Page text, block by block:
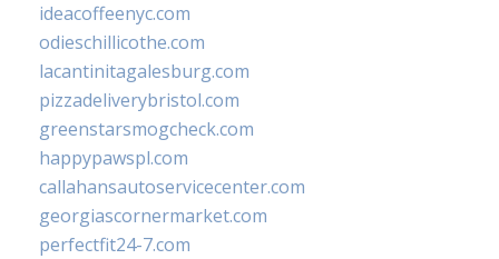
ideacoffeenyc.com
odieschillicothe.com
lacantinitagalesburg.com
pizzadeliverybristol.com
greenstarsmogcheck.com
happypawspl.com
callahansautoservicecenter.com
georgiascornermarket.com
perfectfit24-7.com